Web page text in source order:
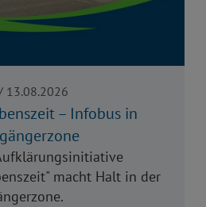
13.08.2026
– Infobus in
macht Halt in der